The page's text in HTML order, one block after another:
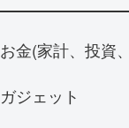
お金(家計、投資
ガジェット